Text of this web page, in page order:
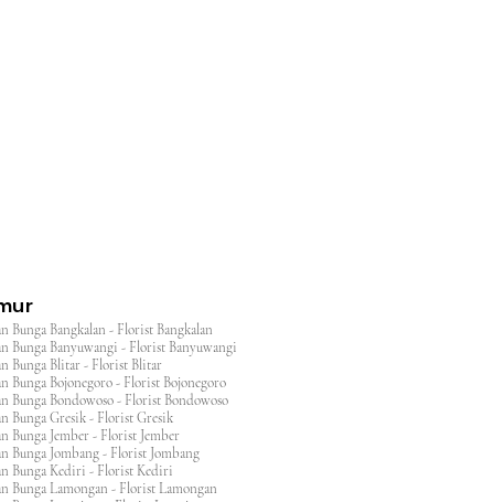
Bunga Bangkalan - Florist Bangkalan
Bunga Banyuwangi - Florist Banyuwangi
Bunga Blitar - Florist Blitar
Bunga Bojonegoro - Florist Bojonegoro
Bunga Bondowoso - Florist Bondowoso
Bunga Gresik - Florist Gresik
Bunga Jember - Florist Jember
Bunga Jombang - Florist Jombang
Bunga Kediri - Florist Kediri
Bunga Lamongan - Florist Lamongan